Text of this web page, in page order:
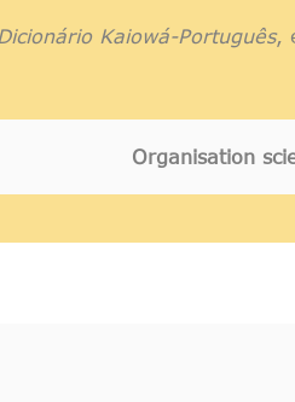
Dicionário Kaiowá-Português,
Organisation